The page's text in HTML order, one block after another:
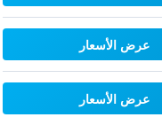
عرض الأسعار
عرض الأسعار